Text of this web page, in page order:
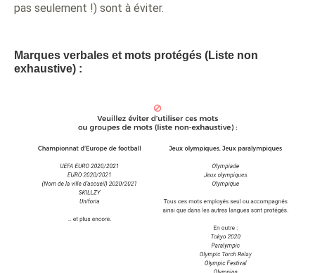
pas seulement !) sont à éviter.
Marques verbales et mots protégés (Liste non
exhaustive) :